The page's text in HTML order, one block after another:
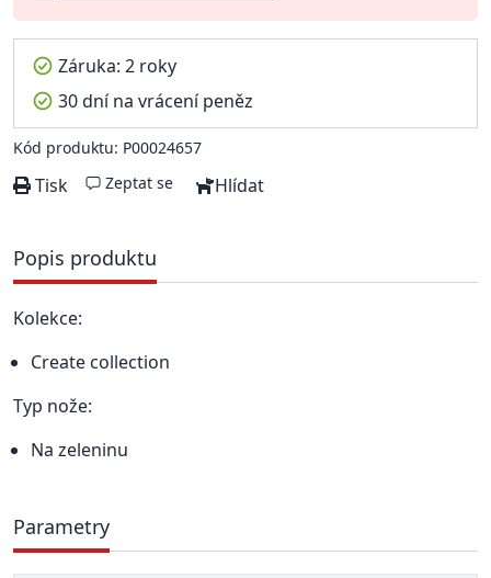
Záruka: 2 roky
30 dní na vrácení peněz
Kód produktu: P00024657
Tisk Zeptat se Hlídat
Popis produktu
Kolekce:
Create collection
Typ nože:
Na zeleninu
Parametry